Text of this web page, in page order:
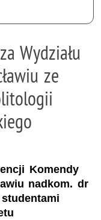
Wydziału
ze
Komendy
nadkom. dr